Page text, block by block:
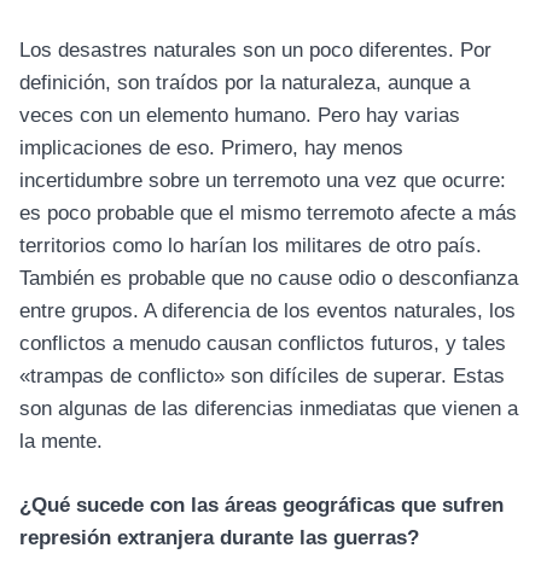
Los desastres naturales son un poco diferentes. Por
definición, son traídos por la naturaleza, aunque a
veces con un elemento humano. Pero hay varias
implicaciones de eso. Primero, hay menos
incertidumbre sobre un terremoto una vez que ocurre:
es poco probable que el mismo terremoto afecte a más
territorios como lo harían los militares de otro país.
También es probable que no cause odio o desconfianza
entre grupos. A diferencia de los eventos naturales, los
conflictos a menudo causan conflictos futuros, y tales
«trampas de conflicto» son difíciles de superar. Estas
son algunas de las diferencias inmediatas que vienen a
la mente.
¿Qué sucede con las áreas geográficas que sufren
represión extranjera durante las guerras?